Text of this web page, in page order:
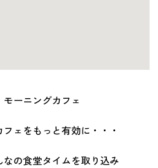
音声読み上げ お問い合わせ
ーニングカフェ
ェをもっと有効に・・・
の食堂タイムを取り込み